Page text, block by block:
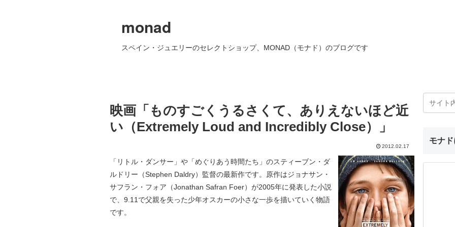
monad
スペイン・ジュエリーのセレクトショップ、MONAD（モナド）のブログです
映画「ものすごくうるさくて、ありえないほど近
い（Extremely Loud and Incredibly Close）」
2012.02.17
「リトル・ダンサー」や「めぐりあう時間たち」のスティーブン・ダ
ルドリー（Stephen Daldry）監督の最新作です。原作はジョナサン・
サフラン・フォア（Jonathan Safran Foer）が2005年に発表した小説
で、9.11で父親を失った少年オスカーの小さな一歩を描いていく物語
です。
モナ